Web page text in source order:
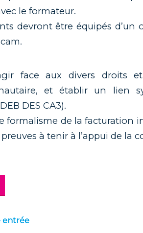
le formateur.
devront être équipés d’un
face aux divers droits
et établir un lien
DES CA3).
formalisme de la facturation
à tenir à l’appui de la
entrée